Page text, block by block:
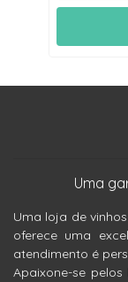
Uma
Uma loja de
oferece uma
atendimento é
Apaixone-se